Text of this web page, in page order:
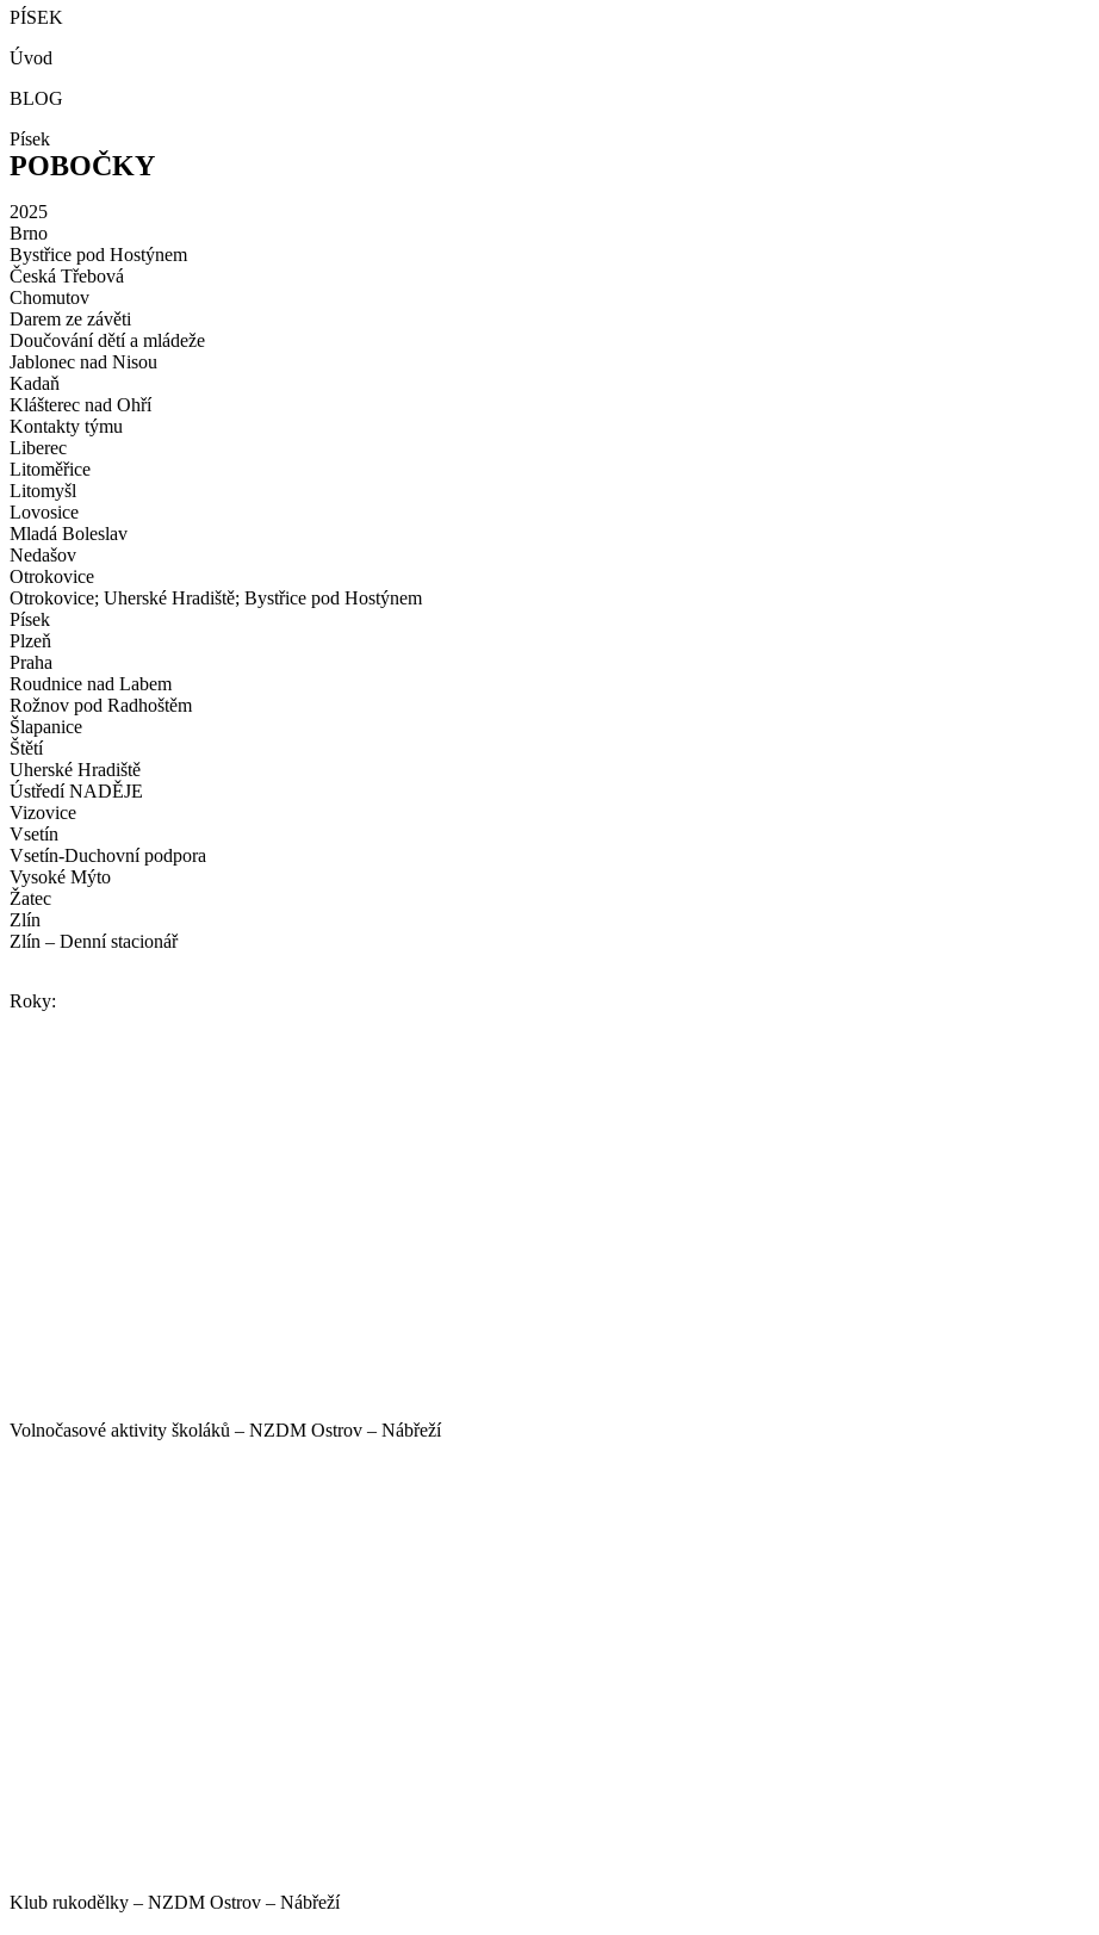
PÍSEK
Úvod
BLOG
Písek
POBOČKY
2025
Brno
Bystřice pod Hostýnem
Česká Třebová
Chomutov
Darem ze závěti
Doučování dětí a mládeže
Jablonec nad Nisou
Kadaň
Klášterec nad Ohří
Kontakty týmu
Liberec
Litoměřice
Litomyšl
Lovosice
Mladá Boleslav
Nedašov
Otrokovice
Otrokovice; Uherské Hradiště; Bystřice pod Hostýnem
Písek
Plzeň
Praha
Roudnice nad Labem
Rožnov pod Radhoštěm
Šlapanice
Štětí
Uherské Hradiště
Ústředí NADĚJE
Vizovice
Vsetín
Vsetín-Duchovní podpora
Vysoké Mýto
Žatec
Zlín
Zlín – Denní stacionář
Roky:
Volnočasové aktivity školáků – NZDM Ostrov – Nábřeží
Klub rukodělky – NZDM Ostrov – Nábřeží